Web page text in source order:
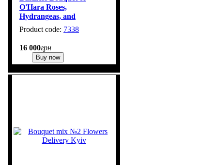
O'Hara Roses,
Hydrangeas, and
Chamelaucium No. 309
7338
16 000грн
Buy now